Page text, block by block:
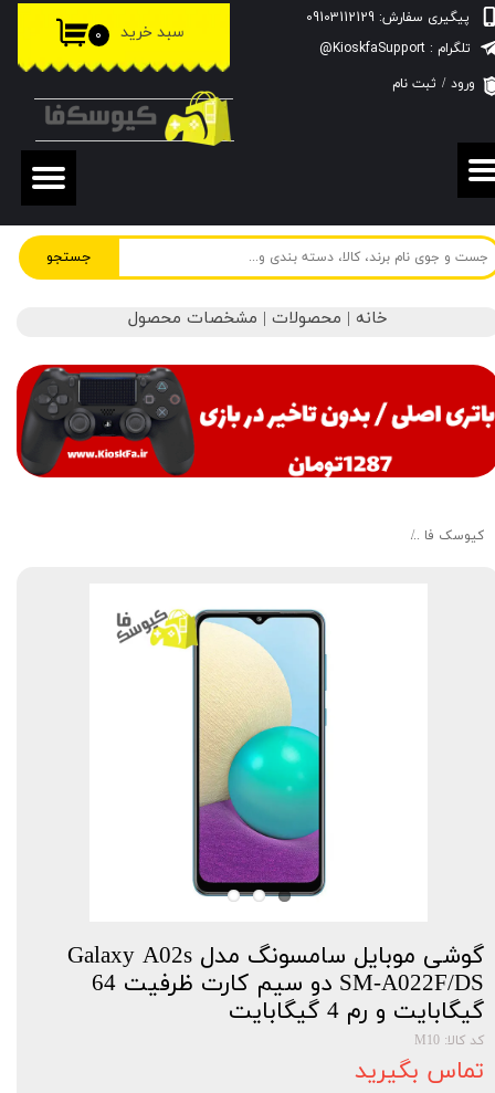
جستجو
پیگیری سفارش: 09103112129
۰ سبد خرید
ورود / ثبت نام
حساب کاربری من
تغییر گذر واژه
سفارشات
خروج از حساب کاربری
تلگرام : KioskfaSupport@
خانه | محصولات | مشخصات محصول
کیوسک‌ فا
گوشی موبایل سامسونگ مدل Galaxy A02s
SM-A022F/DS دو سیم کارت ظرفیت 64
گیگابایت و رم 4 گیگابایت
کد کالا: M10
تماس بگیرید